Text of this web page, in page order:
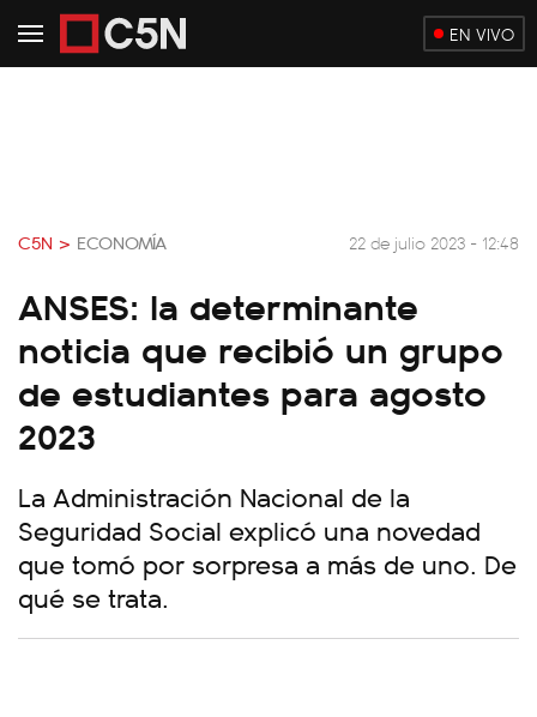
EN VIVO
C5N > ECONOMÍA 22 de julio 2023 - 12:48
ANSES: la determinante
noticia que recibió un grupo
de estudiantes para agosto
2023
La Administración Nacional de la
Seguridad Social explicó una novedad
que tomó por sorpresa a más de uno. De
qué se trata.